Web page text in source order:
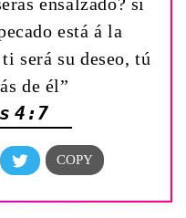
está á la
será su deseo, tú
de él”
4:7